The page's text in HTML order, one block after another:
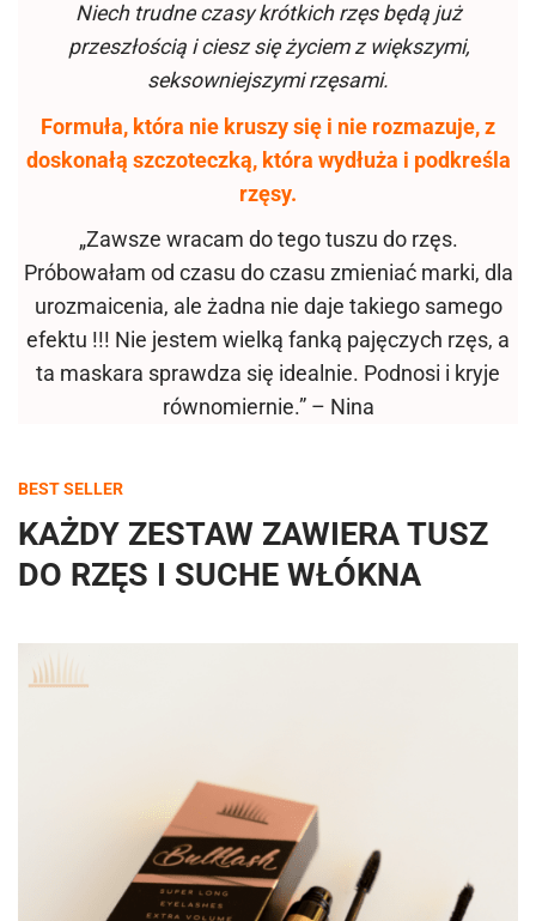
Niech trudne czasy krótkich rzęs będą już
przeszłością i ciesz się życiem z większymi,
seksowniejszymi rzęsami.
Formuła, która nie kruszy się i nie rozmazuje, z
doskonałą szczoteczką, która wydłuża i podkreśla
rzęsy.
„Zawsze wracam do tego tuszu do rzęs.
Próbowałam od czasu do czasu zmieniać marki, dla
urozmaicenia, ale żadna nie daje takiego samego
efektu !!! Nie jestem wielką fanką pajęczych rzęs, a
ta maskara sprawdza się idealnie. Podnosi i kryje
równomiernie.” – Nina
BEST SELLER
KAŻDY ZESTAW ZAWIERA TUSZ
DO RZĘS I SUCHE WŁÓKNA